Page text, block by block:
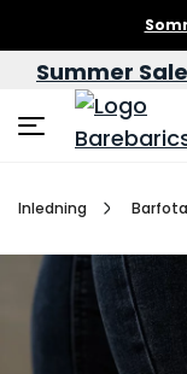
Summer
Inledning